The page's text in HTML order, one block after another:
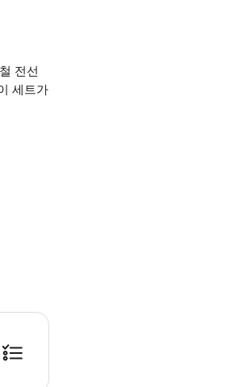
전선
세트가
확인 필요) * 마지막 입장 시간 : 유동적(이용
우처는 teamLab Planets TOKYO DMM 입